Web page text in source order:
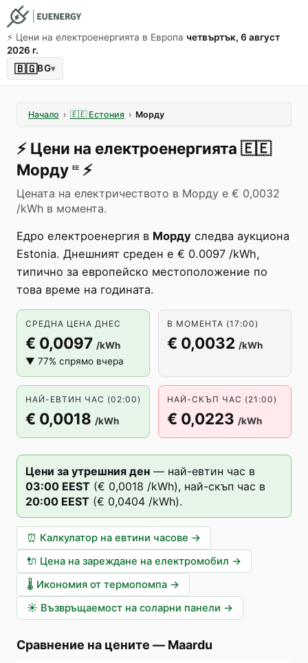
⚡️ Цени на електроенергията в Европа четвъртък, 6 август
2026 г.
🇧🇬BG▾
Начало › 🇪🇪 Естония › Морду
⚡️ Цени на електроенергията 🇪🇪
Морду EE ⚡️
Цената на електричеството в Морду е € 0,0032
/kWh в момента.
Едро електроенергия в Морду следва аукциона
Estonia. Днешният среден е € 0.0097 /kWh,
типично за европейско местоположение по
това време на годината.
СРЕДНА ЦЕНА ДНЕС
€ 0,0097 /kWh
▼ 77% спрямо вчера
В МОМЕНТА (17:00)
€ 0,0032 /kWh
НАЙ-ЕВТИН ЧАС (02:00)
€ 0,0018 /kWh
НАЙ-СКЪП ЧАС (21:00)
€ 0,0223 /kWh
Цени за утрешния ден — най-евтин час в
03:00 EEST (€ 0,0018 /kWh), най-скъп час в
20:00 EEST (€ 0,0404 /kWh).
⏰ Калкулатор на евтини часове →
🔌 Цена на зареждане на електромобил →
🌡️ Икономия от термопомпа →
☀️ Възвръщаемост на соларни панели →
Сравнение на цените — Maardu